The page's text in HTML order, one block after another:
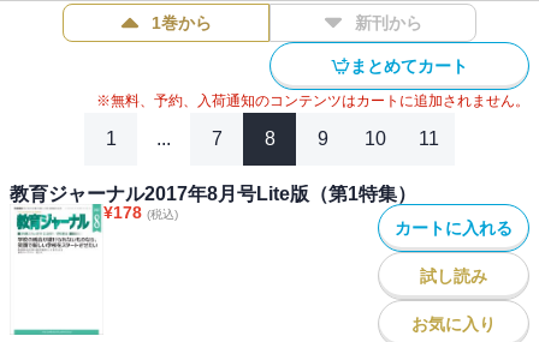
1巻から 新刊から
まとめてカート
※無料、予約、入荷通知のコンテンツはカートに追加されません。
1 ... 7 8 9 10 11
教育ジャーナル2017年8月号Lite版（第1特集）
¥178 (税込)
カートに入れる
試し読み
お気に入り